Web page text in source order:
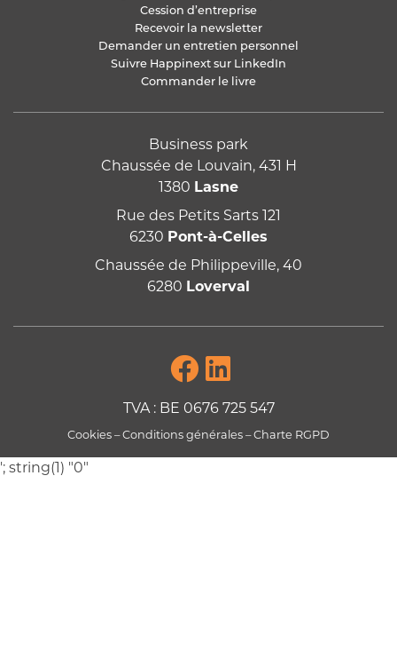
Cession d’entreprise
Recevoir la newsletter
Demander un entretien personnel
Suivre Happinext sur LinkedIn
Commander le livre
Business park
Chaussée de Louvain, 431 H
1380 Lasne
Rue des Petits Sarts 121
6230 Pont-à-Celles
Chaussée de Philippeville, 40
6280 Loverval
TVA : BE 0676 725 547
Cookies –Conditions générales –Charte RGPD
'; string(1) "0"